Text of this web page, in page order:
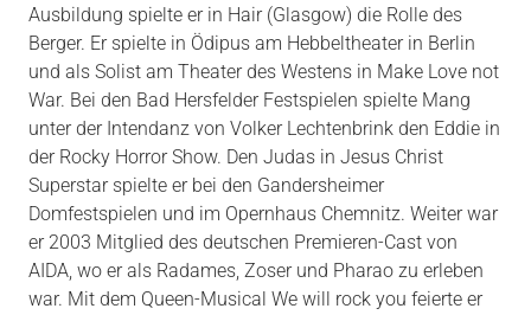
Ausbildung spielte er in Hair (Glasgow) die Rolle des
Berger. Er spielte in Ödipus am Hebbeltheater in Berlin
und als Solist am Theater des Westens in Make Love not
War. Bei den Bad Hersfelder Festspielen spielte Mang
unter der Intendanz von Volker Lechtenbrink den Eddie in
der Rocky Horror Show. Den Judas in Jesus Christ
Superstar spielte er bei den Gandersheimer
Domfestspielen und im Opernhaus Chemnitz. Weiter war
er 2003 Mitglied des deutschen Premieren-Cast von
AIDA, wo er als Radames, Zoser und Pharao zu erleben
war. Mit dem Queen-Musical We will rock you feierte er